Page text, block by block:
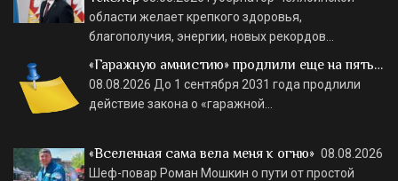
области желает крепкого здоровья,
благополучия, энергии, новых рекордов…
«Гаражную амнистию» продлили еще на пять…
08.08.2026 До 1 сентября 2031 года продлили
действие закона о «гаражной…
«Вселенная сама вела меня к огню» 08.08.2026
Шеф-повар Роман Мошкин о пути от простой